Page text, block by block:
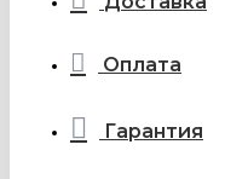
Оплата
Гарантия